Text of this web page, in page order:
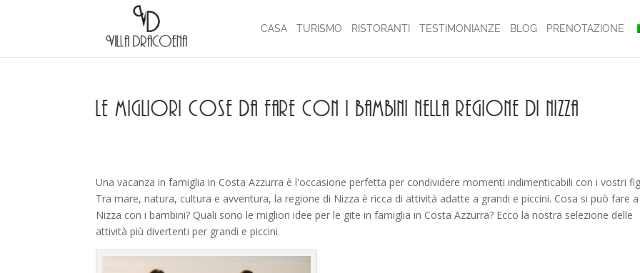
CASA TURISMO RISTORANTI TESTIMONIANZE BLOG PRENOTAZIONE
Le migliori cose da fare con i bambini nella regione di Nizza
Una vacanza in famiglia in Costa Azzurra è l'occasione perfetta per condividere momenti indimenticabili con i vostri
Tra mare, natura, cultura e avventura, la regione di Nizza è ricca di attività adatte a grandi e piccini. Cosa si può fare a
Nizza con i bambini? Quali sono le migliori idee per le gite in famiglia in Costa Azzurra? Ecco la nostra selezione delle
attività più divertenti per grandi e piccini.